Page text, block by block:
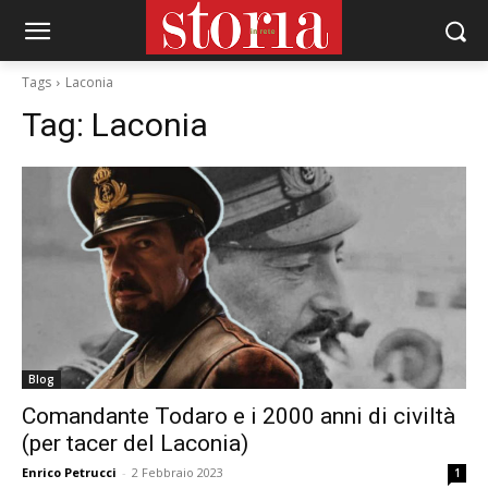
Tags Laconia
Tag: Laconia
Blog
Comandante Todaro e i 2000 anni di civiltà
(per tacer del Laconia)
Enrico Petrucci - 2 Febbraio 2023 1